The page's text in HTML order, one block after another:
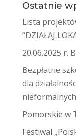
Ostatnie
Lista
“DZIAŁAJ
20.06.2025 r.
Bezpłatne
dla
Pomorskie w
Festiwal